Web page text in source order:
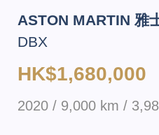
ASTON MARTIN 雅
DBX
HK$1,680,000
2020 / 9,000 km /